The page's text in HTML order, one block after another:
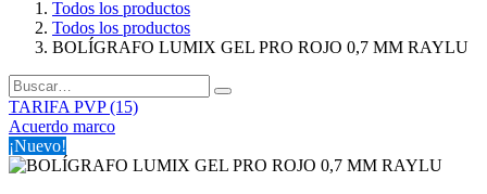
Todos los productos
Todos los productos
BOLÍGRAFO LUMIX GEL PRO ROJO 0,7 MM RAYLU
TARIFA PVP (15)
Acuerdo marco
¡Nuevo!